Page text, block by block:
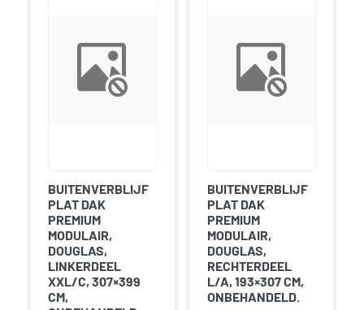
BUITENVERBLIJF
PLAT DAK
PREMIUM
MODULAIR,
DOUGLAS,
LINKERDEEL
XXL/C, 307×399
CM,
BUITENVERBLIJF
PLAT DAK
PREMIUM
MODULAIR,
DOUGLAS,
RECHTERDEEL
L/A, 193×307 CM,
ONBEHANDELD.